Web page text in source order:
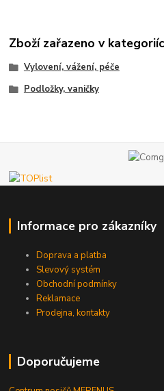
Zboží zařazeno v
Vylovení, vážení, péče
Podložky, vaničky
Informace pro zákazníky
Doprava a platba
Slevový systém
Obchodní podmínky
Reklamace
Prodejna, kontakty
Doporučujeme